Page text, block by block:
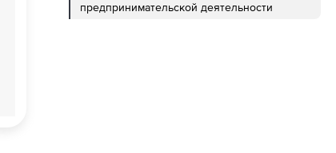
предпринимательской деятельности